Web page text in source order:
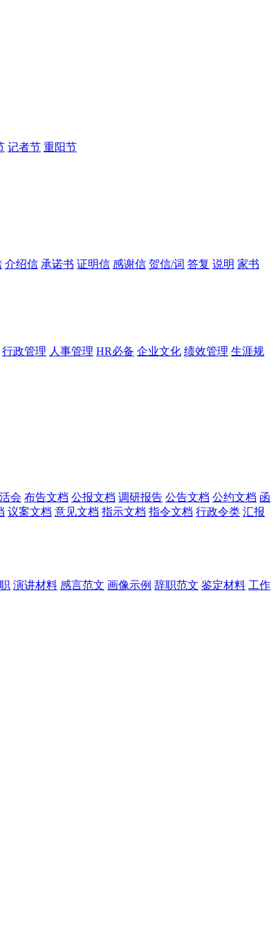
记者节 重阳节
介绍信 承诺书 证明信 感谢信 贺信/词 答复 说明 家书
行政管理 人事管理 HR必备 企业文化 绩效管理 生涯规
会 布告文档 公报文档 调研报告 公告文档 公约文档 函
议案文档 意见文档 指示文档 指令文档 行政令类 汇报
演讲材料 感言范文 画像示例 辞职范文 鉴定材料 工作